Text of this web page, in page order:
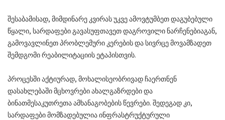
შესაბამისად, მიმდინარე კვირას უკვე ამოვტუმბეთ დაგუბებული
წყალი, სარდაფები გავასუფთავეთ დაგროვილი ნარჩენებიაგან,
გამოვავლინეთ პრობლემური კერების და სივრცე მოვამზადეთ
შემდგომი რეაბილიტაციის ეტაპისთვის.
პროცესში აქტიურად, მოხალისეობრივად ჩაერთნენ
დასახლებაში მცხოვრები ახალგაზრდები და
ბინათმესაკუთრეთა ამხანაგობების წევრები. შედეგად კი,
სარდაფები მომზადებულია ინფრასტრუქტურული